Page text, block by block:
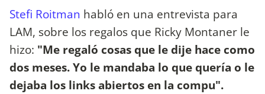
Stefi Roitman habló en una entrevista para
LAM, sobre los regalos que Ricky Montaner le
hizo: "Me regaló cosas que le dije hace como
dos meses. Yo le mandaba lo que quería o le
dejaba los links abiertos en la compu".